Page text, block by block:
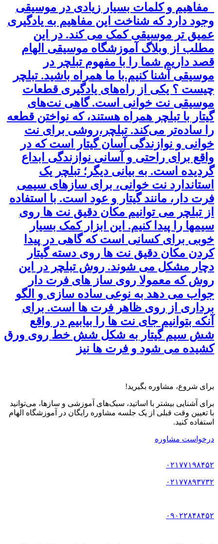
مفاهیم و کلمات بسیار زیادی در موسیقی
وجود دارد که شناخت این مفاهیم به یادگیری
عمیق تر موسیقی کمک می کند. در این
مطلب از وبلاگ آموزشگاه موسیقی الهام
قصد داریم شما را با مفهوم تبلچر در
موسیقی آشنا کنیم.با ما همراه باشید. تبلچر
چیست ؟ یکی از راه‌های یادگیری قطعات
موسیقی نت خوانی است. گاهی نت‌های
گیتار با تبلچر همراه هستند، که نواختن قطعه
را ساده‌تر می‌کند. تبلچر،روشی برای نت
خوانی و نوازندگی آسان گیتار است که در
واقع برای راحتی و آسانی نوازندگی ابداع
گردیده است. به بیانی دیگر؛ تبلچر یک
استاندارد نت خوانی، برای سازهای سیمی
فرت دار، مانند گیتار و عود است. با استفاده
از تبلچر می توانیم مکان دقیق نت ها روی
سیمها را پیدا کنیم. این ابزار کمک بسیار
خوبی برای کسانی است که گاهی در پیدا
کردن مکان دقیق نت ها روی دسته گیتار
دچار مشکل می شوند. روش تبلچر در این
روش که معمولا روی ساز های فرت دار
جواب می دهد به نوعی ساده سازی و الگو
برداری از روی ظاهر فرت ها است. برای
آنکه بتوانیم جای نت ها را بیابیم در واقع
شش سیم گیتار به شکل شش خط روی ورق
کشیده می شود و فرت ها نیز
برای شروع، مشاوره بگیرید!
برای آشنایی بیشتر با اساتید، سبک‌های آموزشی و سازها، می‌توانید
با تعیین وقت قبلی از یک جلسه مشاوره رایگان در آموزشگاه الهام
استفاده کنید.
درخواست مشاوره
۰۲۱۷۷۱۹۸۴۵۲
۰۲۱۷۷۸۹۳۷۳۲
۰۹۰۲۲۸۴۸۴۵۲